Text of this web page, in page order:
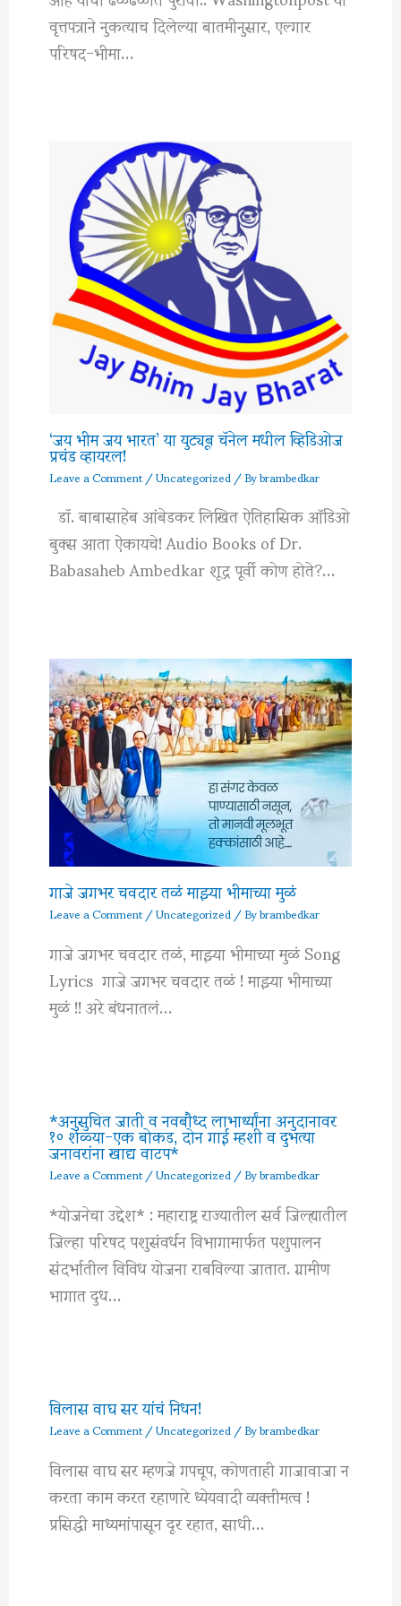
वृत्तपत्राने नुकत्याच दिलेल्या बातमीनुसार, एल्गार
परिषद-भीमा…
‘जय भीम जय भारत’ या युट्यूब चॅनेल मधील व्हिडिओज
प्रचंड व्हायरल!
Leave a Comment/Uncategorized/ Bybrambedkar
डॉ. बाबासाहेब आंबेडकर लिखित ऐतिहासिक ऑडिओ
बुक्स आता ऐकायचे! Audio Books of Dr.
Babasaheb Ambedkar शूद्र पूर्वी कोण होते?…
गाजे जगभर चवदार तळं माझ्या भीमाच्या मुळं
Leave a Comment/Uncategorized/ Bybrambedkar
गाजे जगभर चवदार तळं, माझ्या भीमाच्या मुळं Song
Lyrics गाजे जगभर चवदार तळं ! माझ्या भीमाच्या
मुळं !! अरे बंधनातलं…
*अनुसुचित जाती व नवबौध्द लाभार्थ्यांना अनुदानावर
१० शेळ्या-एक बोकड, दोन गाई म्हशी व दुभत्या
जनावरांना खाद्य वाटप*
Leave a Comment/Uncategorized/ Bybrambedkar
*योजनेचा उद्देश* : महाराष्ट्र राज्यातील सर्व जिल्ह्यातील
जिल्हा परिषद पशुसंवर्धन विभागामार्फत पशुपालन
संदर्भातील विविध योजना राबविल्या जातात. ग्रामीण
भागात दुध…
विलास वाघ सर यांचं निधन!
Leave a Comment/Uncategorized/ Bybrambedkar
विलास वाघ सर म्हणजे गपचूप, कोणताही गाजावाजा न
करता काम करत रहाणारे ध्येयवादी व्यक्तीमत्व !
प्रसिद्धी माध्यमांपासून दूर रहात, साधी…